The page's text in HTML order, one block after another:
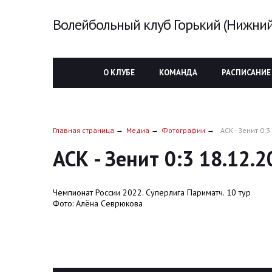
Волейбольный клуб Горький
О КЛУБЕ КОМАНДА
Главная страница Медиа Фотографии АСК - Зенит
АСК - Зенит 0:3
Чемпионат России 2022. Суперлига Париматч. 10 тур
Фото: Алёна Севрюкова